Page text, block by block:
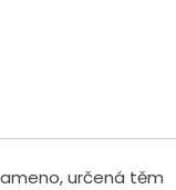
určená těm